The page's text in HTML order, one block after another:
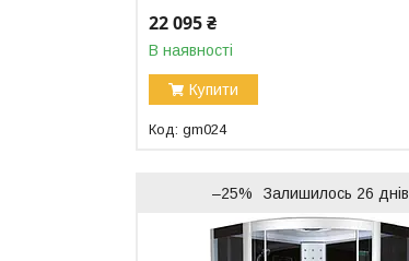
22 095 ₴
В наявності
Купити
gm024
–25% Залишилось 26 днів